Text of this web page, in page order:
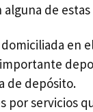
de
en
de depósito.
por servicios